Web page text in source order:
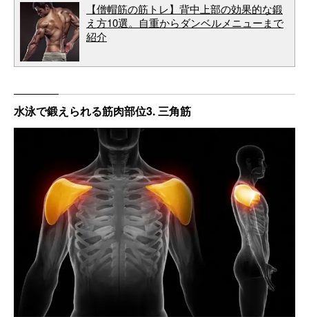
【僧帽筋の筋トレ】背中上部の効果的な鍛
え方10選。自重からダンベルメニューまで
紹介
水泳で鍛えられる筋肉部位3. 三角筋